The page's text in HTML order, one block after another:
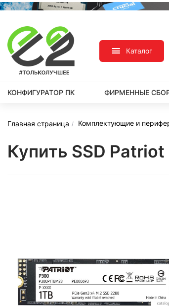
Каталог
КОНФИГУРАТОР ПК ФИРМЕННЫЕ
Главная страница Комплектующие и
Купить SSD